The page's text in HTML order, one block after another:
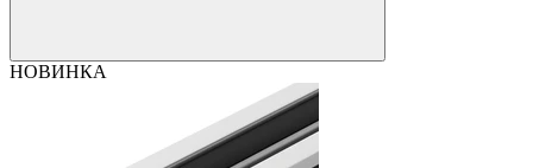
НОВИНКА